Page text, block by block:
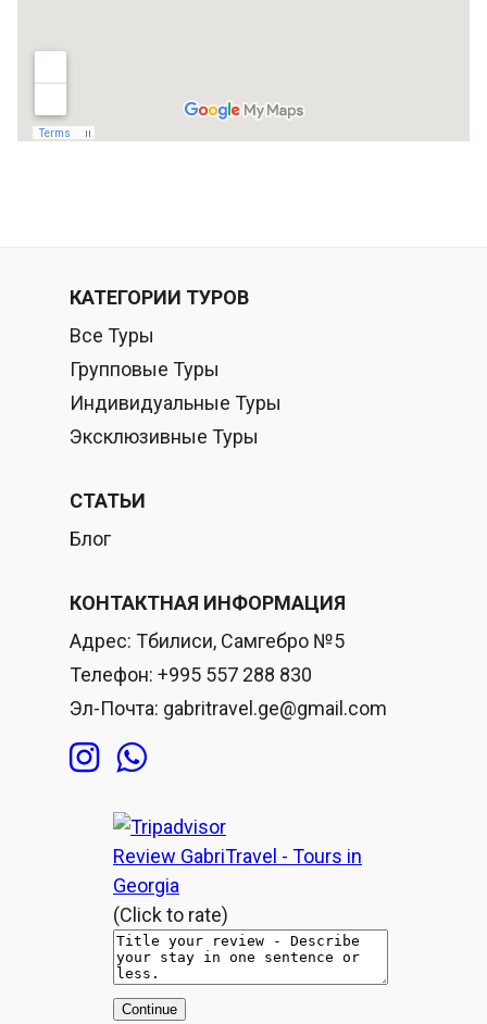
Review GabriTravel - Tours in
Georgia
(Click to rate)
КАТЕГОРИИ ТУРОВ
Все Туры
Групповые Туры
Индивидуальные Туры
Эксклюзивные Туры
СТАТЬИ
Блог
КОНТАКТНАЯ ИНФОРМАЦИЯ
Адрес: Тбилиси, Самгебро №5
Телефон: +995 557 288 830
Эл-Почта: gabritravel.ge@gmail.com